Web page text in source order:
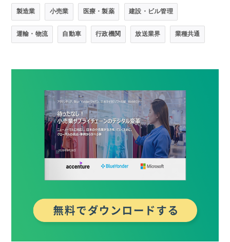
製造業 小売業 医療・製薬 建設・ビル管理
運輸・物流 自動車 行政機関 放送業界 業種共通